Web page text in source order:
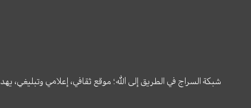
شبكة السراج في الطريق إلى الله؛ موقع ثقافي، إعلامي